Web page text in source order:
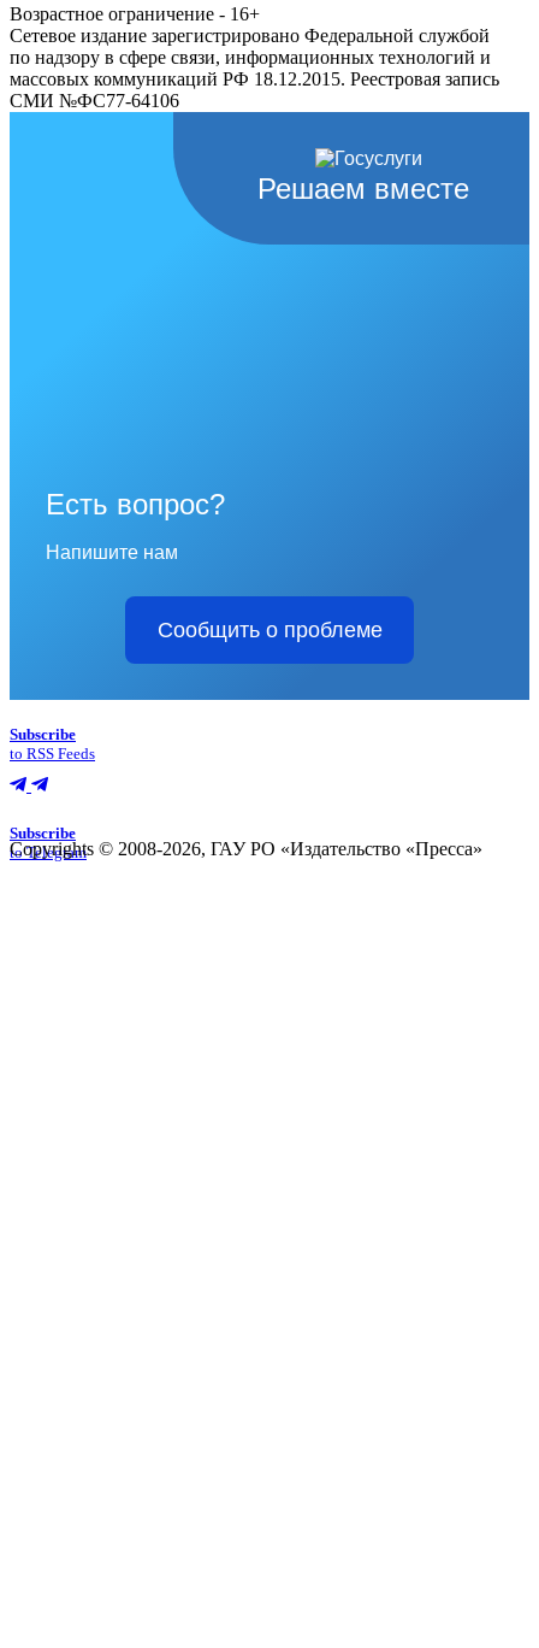
Возрастное ограничение - 16+
Сетевое издание зарегистрировано Федеральной службой
по надзору в сфере связи, информационных технологий и
массовых коммуникаций РФ 18.12.2015. Реестровая запись
СМИ №ФС77-64106
Решаем вместе
Есть вопрос?
Напишите нам
Сообщить о проблеме
Subscribe
to RSS Feeds
Subscribe
to Telegram
Copyrights © 2008-2026, ГАУ РО «Издательство «Пресса»